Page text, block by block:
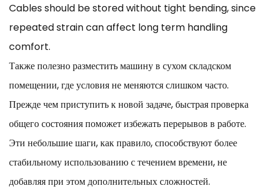
Cables should be stored without tight bending, since
repeated strain can affect long term handling
comfort.
Также полезно разместить машину в сухом складском
помещении, где условия не меняются слишком часто.
Прежде чем приступить к новой задаче, быстрая проверка
общего состояния поможет избежать перерывов в работе.
Эти небольшие шаги, как правило, способствуют более
стабильному использованию с течением времени, не
добавляя при этом дополнительных сложностей.